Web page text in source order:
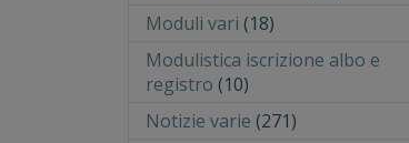
Moduli vari (18)
Modulistica iscrizione albo e
registro (10)
Notizie varie (271)